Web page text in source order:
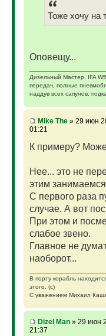
Тоже хочу на
Оповещу...
Дизельный Мастер. IFA
передач, полные
наддув всех сапунов,
Mike The» 29 июн
01:21
К примеру?
Нее... это не
этим
С первого раза
случае. А вот
При этом и
слабое звено.
Главное не
наоборот...
В порту корабль
этого. (с)
С уважением Михаил
Dizel Man» 29 июн
21:37